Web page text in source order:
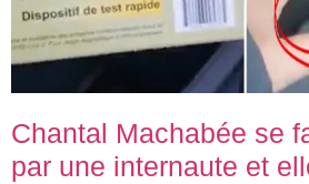
Chantal Machabée se
par une internaute et